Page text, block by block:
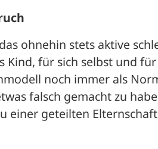
ohnehin stets aktive
Kind, für sich selbst und
noch immer als
falsch gemacht zu
einer geteilten